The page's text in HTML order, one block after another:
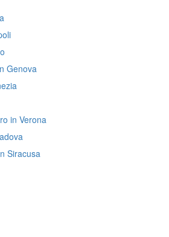
Genova
in Verona
Siracusa